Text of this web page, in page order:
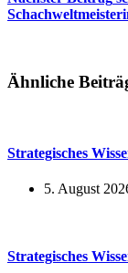
Ähnliche
Strategisches
5. August
Strategisches